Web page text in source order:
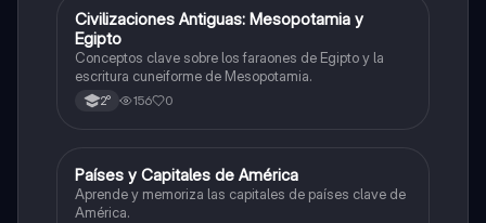
CHistoria
Civilizaciones Antiguas: Mesopotamia y
Egipto
Conceptos clave sobre los faraones de Egipto y la
escritura cuneiforme de Mesopotamia.
2° 156 0
PGeografía
Países y Capitales de América
Aprende y memoriza las capitales de países clave de
América.